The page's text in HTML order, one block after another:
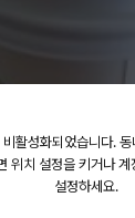
활성화되었습니다. 동
위치 설정을 키거나 계
설정하세요.